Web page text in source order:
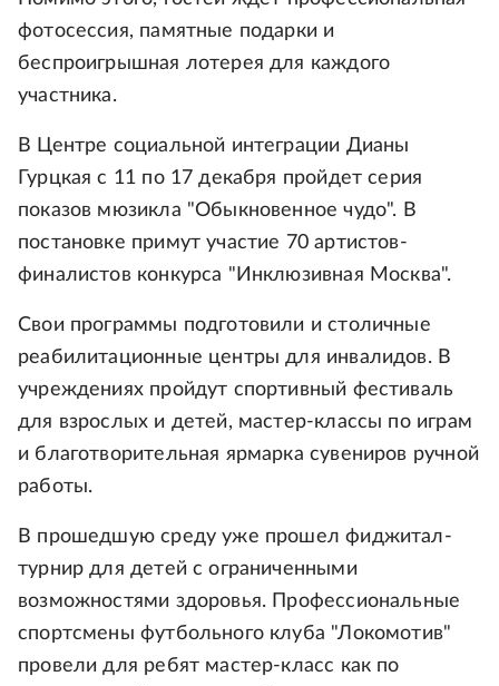
фотосессия, памятные подарки и
беспроигрышная лотерея для каждого
участника.
В Центре социальной интеграции Дианы
Гурцкая с 11 по 17 декабря пройдет серия
показов мюзикла "Обыкновенное чудо". В
постановке примут участие 70 артистов-
финалистов конкурса "Инклюзивная Москва".
Свои программы подготовили и столичные
реабилитационные центры для инвалидов. В
учреждениях пройдут спортивный фестиваль
для взрослых и детей, мастер-классы по играм
и благотворительная ярмарка сувениров ручной
работы.
В прошедшую среду уже прошел фиджитал-
турнир для детей с ограниченными
возможностями здоровья. Профессиональные
спортсмены футбольного клуба "Локомотив"
провели для ребят мастер-класс как по